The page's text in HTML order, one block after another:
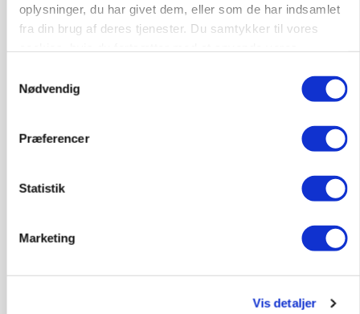
oplysninger, du har givet dem, eller som de har indsamlet
fra din brug af deres tjenester. Du samtykker til vores
Nødvendig
Præferencer
Statistik
Marketing
Vis detaljer
Rådgiver om DB-Tjek: Små justeringer kan give